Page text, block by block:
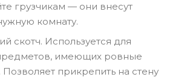
грузчикам — они внесут
комнату.
скотч. Используется для
имеющих ровные
Позволяет прикрепить на стену